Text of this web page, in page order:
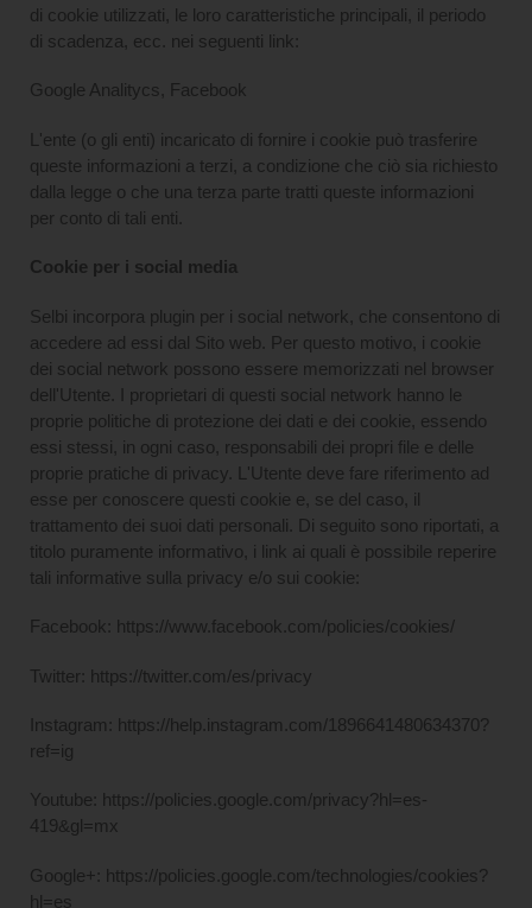
di cookie utilizzati, le loro caratteristiche principali, il periodo
di scadenza, ecc. nei seguenti link:
Google Analitycs, Facebook
L'ente (o gli enti) incaricato di fornire i cookie può trasferire
queste informazioni a terzi, a condizione che ciò sia richiesto
dalla legge o che una terza parte tratti queste informazioni
per conto di tali enti.
Cookie per i social media
Selbi incorpora plugin per i social network, che consentono di
accedere ad essi dal Sito web. Per questo motivo, i cookie
dei social network possono essere memorizzati nel browser
dell'Utente. I proprietari di questi social network hanno le
proprie politiche di protezione dei dati e dei cookie, essendo
essi stessi, in ogni caso, responsabili dei propri file e delle
proprie pratiche di privacy. L'Utente deve fare riferimento ad
esse per conoscere questi cookie e, se del caso, il
trattamento dei suoi dati personali. Di seguito sono riportati, a
titolo puramente informativo, i link ai quali è possibile reperire
tali informative sulla privacy e/o sui cookie:
Facebook: https://www.facebook.com/policies/cookies/
Twitter: https://twitter.com/es/privacy
Instagram: https://help.instagram.com/1896641480634370?
ref=ig
Youtube: https://policies.google.com/privacy?hl=es-
419&gl=mx
Google+: https://policies.google.com/technologies/cookies?
hl=es